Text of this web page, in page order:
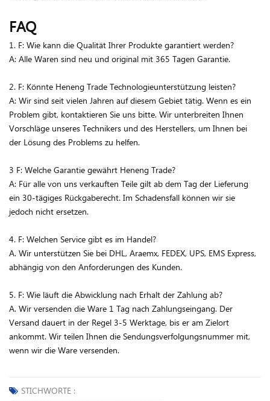
FAQ
1. F: Wie kann die Qualität Ihrer Produkte garantiert werden?
A: Alle Waren sind neu und original mit 365 Tagen Garantie.
2. F: Könnte Heneng Trade Technologieunterstützung leisten?
A: Wir sind seit vielen Jahren auf diesem Gebiet tätig. Wenn es ein
Problem gibt, kontaktieren Sie uns bitte. Wir unterbreiten Ihnen
Vorschläge unseres Technikers und des Herstellers, um Ihnen bei
der Lösung des Problems zu helfen.
3 F: Welche Garantie gewährt Heneng Trade?
A: Für alle von uns verkauften Teile gilt ab dem Tag der Lieferung
ein 30-tägiges Rückgaberecht. Im Schadensfall können wir sie
jedoch nicht ersetzen.
4. F: Welchen Service gibt es im Handel?
A. Wir unterstützen Sie bei DHL, Araemx, FEDEX, UPS, EMS Express,
abhängig von den Anforderungen des Kunden.
5. F: Wie läuft die Abwicklung nach Erhalt der Zahlung ab?
A. Wir versenden die Ware 1 Tag nach Zahlungseingang. Der
Versand dauert in der Regel 3-5 Werktage, bis er am Zielort
ankommt. Wir teilen Ihnen die Sendungsverfolgungsnummer mit,
wenn wir die Ware versenden.
STICHWORTE :